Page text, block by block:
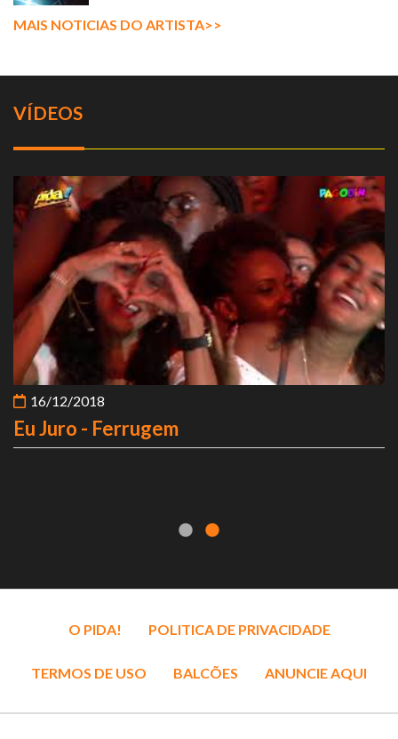
MAIS NOTICIAS DO ARTISTA>>
VÍDEOS
16/12/2018
Eu Juro - Ferrugem
O PIDA! POLITICA DE PRIVACIDADE
TERMOS DE USO BALCÕES ANUNCIE AQUI